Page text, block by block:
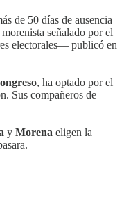
de 50 días de ausencia
señalado por el
electorales— publicó en
, ha optado por el
Sus compañeros de
y Morena eligen la